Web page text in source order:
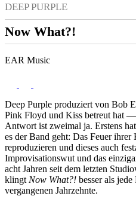
DEEP PURPLE
Now What?!
EAR Music
Deep Purple produziert von Bob
Pink Floyd und Kiss betreut hat
Antwort ist zweimal ja. Erstens
es der Band geht: Das Feuer
reproduzieren und dieses auch
Improvisationswut und das
acht Jahren seit dem letzten
klingt Now What?! besser als
vergangenen Jahrzehnte.